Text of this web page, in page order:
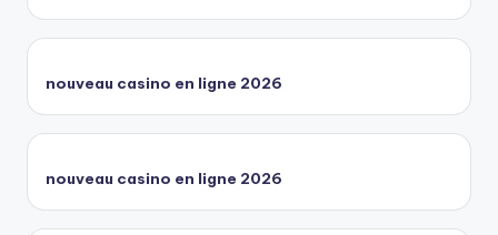
nouveau casino en ligne 2026
nouveau casino en ligne 2026